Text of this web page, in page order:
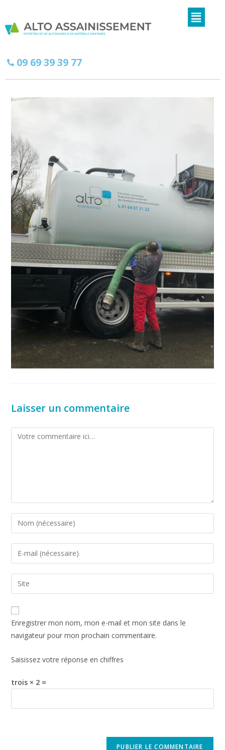
09 69 39 39 77
Laisser un commentaire
Enregistrer mon nom, mon e-mail et mon site dans le
navigateur pour mon prochain commentaire.
Saisissez votre réponse en chiffres
trois × 2 =